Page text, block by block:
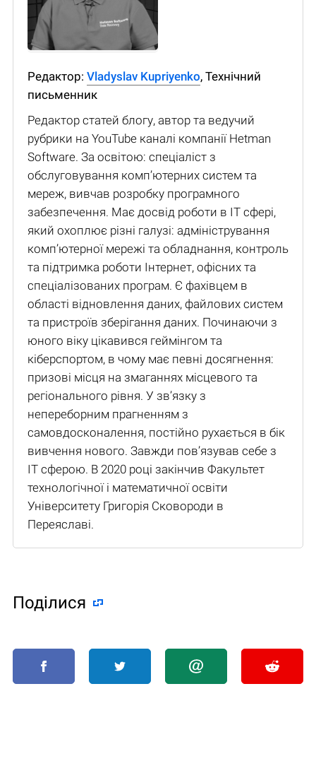
Редактор: Vladyslav Kupriyenko, Технічний
письменник
Редактор статей блогу, автор та ведучий
рубрики на YouTube каналі компанії Hetman
Software. За освітою: спеціаліст з
обслуговування комп’ютерних систем та
мереж, вивчав розробку програмного
забезпечення. Має досвід роботи в IT сфері,
який охоплює різні галузі: адміністрування
комп’ютерної мережі та обладнання, контроль
та підтримка роботи Інтернет, офісних та
спеціалізованих програм. Є фахівцем в
області відновлення даних, файлових систем
та пристроїв зберігання даних. Починаючи з
юного віку цікавився геймінгом та
кіберспортом, в чому має певні досягнення:
призові місця на змаганнях місцевого та
регіонального рівня. У зв’язку з
непереборним прагненням з
самовдосконалення, постійно рухається в бік
вивчення нового. Завжди пов’язував себе з
IT сферою. В 2020 році закінчив Факультет
технологічної і математичної освіти
Університету Григорія Сковороди в
Переяславі.
Поділися